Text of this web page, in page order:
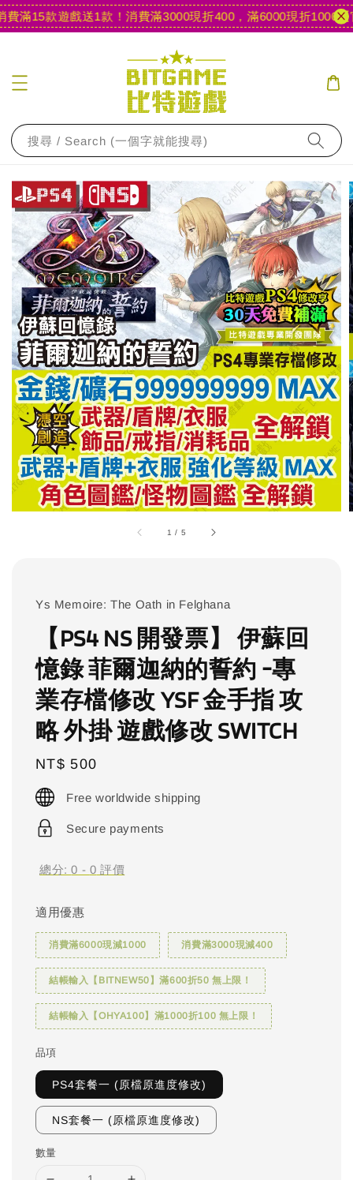
15款遊戲送1款！消費滿3000現折400，滿6000現折1000【官
搜尋 / Search (一個字就能搜尋)
1 / 5
Ys Memoire: The Oath in Felghana
【PS4 NS 開發票】 伊蘇回
憶錄 菲爾迦納的誓約 -專
業存檔修改 YSF 金手指 攻
略 外掛 遊戲修改 SWITCH
Regular
price
NT$ 500
Free worldwide shipping
Secure payments
總分:0 - 0 評價
適用優惠
消費滿6000現減1000 消費滿3000現減400
結帳輸入【BITNEW50】滿600折50 無上限！
結帳輸入【OHYA100】滿1000折100 無上限！
品項
PS4套餐一 (原檔原進度修改)
NS套餐一 (原檔原進度修改)
數量